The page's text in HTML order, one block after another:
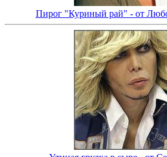
Пирог "Куриный рай" - от